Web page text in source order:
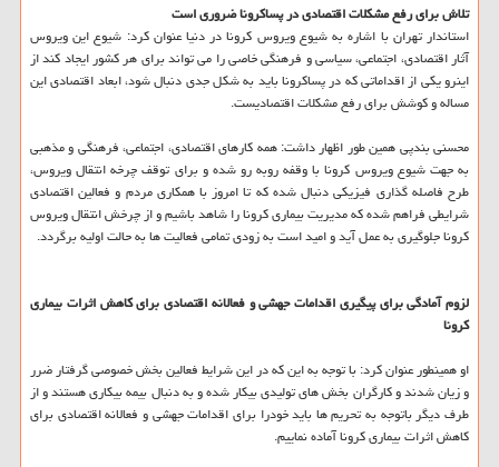
تلاش برای رفع مشكلات اقتصادی در پساكرونا ضروری است
استاندار تهران با اشاره به شیوع ویروس كرونا در دنیا عنوان كرد: شیوع این ویروس
آثار اقتصادی، اجتماعی، سیاسی و فرهنگی خاصی را می تواند برای هر كشور ایجاد كند از
اینرو یكی از اقداماتی كه در پساكرونا باید به شكل جدی دنبال شود، ابعاد اقتصادی این
مساله و كوشش برای رفع مشكلات اقتصادیست.
محسنی بندپی همین طور اظهار داشت: همه كارهای اقتصادی، اجتماعی، فرهنگی و مذهبی
به جهت شیوع ویروس كرونا با وقفه روبه رو شده و برای توقف چرخه انتقال ویروس،
طرح فاصله گذاری فیزیكی دنبال شده كه تا امروز با همكاری مردم و فعالین اقتصادی
شرایطی فراهم شده كه مدیریت بیماری كرونا را شاهد باشیم و از چرخش انتقال ویروس
كرونا جلوگیری به عمل آید و امید است به زودی تمامی فعالیت ها به حالت اولیه برگردد.
لزوم آمادگی برای پیگیری اقدامات جهشی و فعالانه اقتصادی برای كاهش اثرات بیماری
كرونا
او همینطور عنوان كرد: با توجه به این كه در این شرایط فعالین بخش خصوصی گرفتار ضرر
و زیان شدند و كارگران بخش های تولیدی بیكار شده و به دنبال بیمه بیكاری هستند و از
طرف دیگر باتوجه به تحریم ها باید خودرا برای اقدامات جهشی و فعالانه اقتصادی برای
كاهش اثرات بیماری كرونا آماده نماییم.